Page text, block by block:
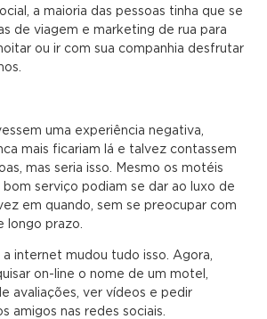
a maioria das pessoas tinha que se
de viagem e marketing de rua para
ou ir com sua companhia desfrutar
uma experiência negativa,
mais ficariam lá e talvez contassem
mas seria isso. Mesmo os motéis
serviço podiam se dar ao luxo de
em quando, sem se preocupar com
longo prazo.
internet mudou tudo isso. Agora,
on-line o nome de um motel,
avaliações, ver vídeos e pedir
amigos nas redes sociais.